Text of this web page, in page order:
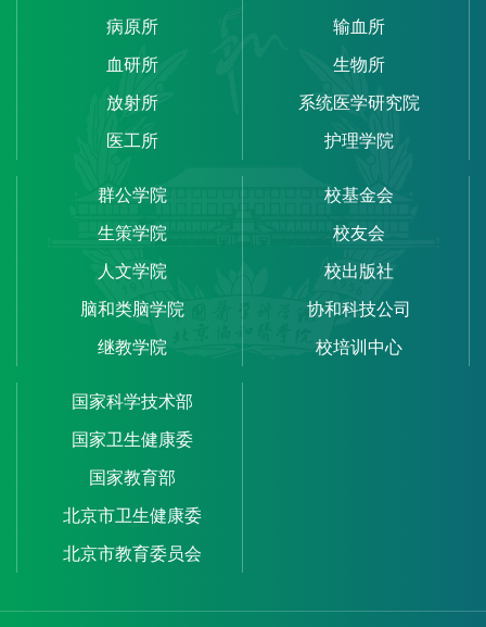
病原所
血研所
放射所
医工所
输血所
生物所
系统医学研究院
护理学院
群公学院
生策学院
人文学院
脑和类脑学院
继教学院
校基金会
校友会
校出版社
协和科技公司
校培训中心
国家科学技术部
国家卫生健康委
国家教育部
北京市卫生健康委
北京市教育委员会